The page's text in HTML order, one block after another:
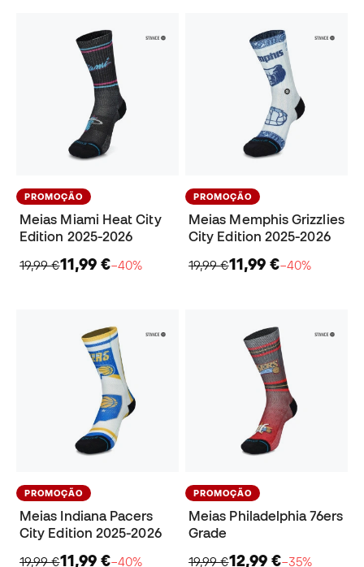
PROMOÇÃO
Meias Miami Heat City
Edition 2025-2026
19,99 €11,99 €−40%
PROMOÇÃO
Meias Memphis Grizzlies
City Edition 2025-2026
19,99 €11,99 €−40%
PROMOÇÃO
Meias Indiana Pacers
City Edition 2025-2026
19,99 €11,99 €−40%
PROMOÇÃO
Meias Philadelphia 76ers
Grade
19,99 €12,99 €−35%